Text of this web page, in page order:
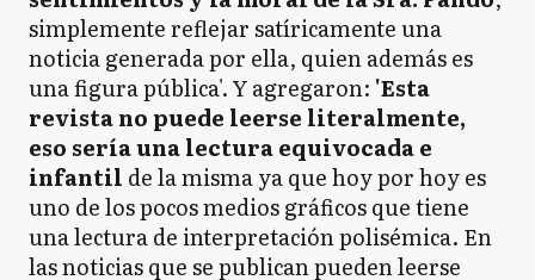
simplemente reflejar satíricamente una
noticia generada por ella, quien además es
una figura pública'. Y agregaron: 'Esta
revista no puede leerse literalmente,
eso sería una lectura equivocada e
infantil de la misma ya que hoy por hoy es
uno de los pocos medios gráficos que tiene
una lectura de interpretación polisémica. En
las noticias que se publican pueden leerse